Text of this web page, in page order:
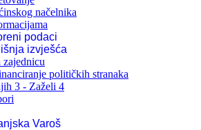
načelnika
podaci
izvješća
zajednicu
političkih stranaka
3 - Zaželi 4
Varoš